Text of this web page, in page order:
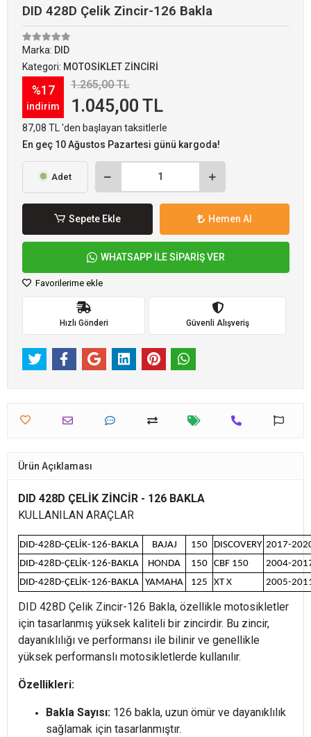
DID 428D Çelik Zincir-126 Bakla
Marka: DID
Kategori: MOTOSİKLET ZİNCİRİ
%17
indirim
1.265,00 TL
1.045,00 TL
87,08 TL 'den başlayan taksitlerle
En geç 10 Ağustos Pazartesi günü kargoda!
Adet
Sepete Ekle Hemen Al
WHATSAPP İLE SİPARİŞ VER
Favorilerime ekle
Hızlı Gönderi Güvenli Alışveriş
Ürün Açıklaması
DID 428D ÇELİK ZİNCİR - 126 BAKLA
KULLANILAN ARAÇLAR
DID-428D-ÇELİK-126-BAKLA BAJAJ 150 DISCOVERY 2017-
DID-428D-ÇELİK-126-BAKLA
HONDA 150 CBF 150
2004-
DID-428D-ÇELİK-126-BAKLA YAMAHA 125 XT X 2005-
DID 428D Çelik Zincir-126 Bakla, özellikle motosikletler
için tasarlanmış yüksek kaliteli bir zincirdir. Bu zincir,
dayanıklılığı ve performansı ile bilinir ve genellikle
yüksek performanslı motosikletlerde kullanılır.
Özellikleri:
Bakla Sayısı: 126 bakla, uzun ömür ve dayanıklılık
sağlamak için tasarlanmıştır.